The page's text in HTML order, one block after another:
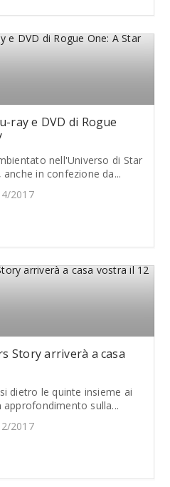
ray e DVD di Rogue
nell'Universo di Star
in confezione da...
2017
Story arriverà a casa
dietro le quinte insieme ai
sulla...
2017